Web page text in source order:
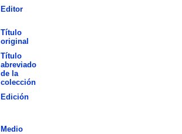
Editor
Título
original
Título
abreviado
de la
colección
Edición
Medio